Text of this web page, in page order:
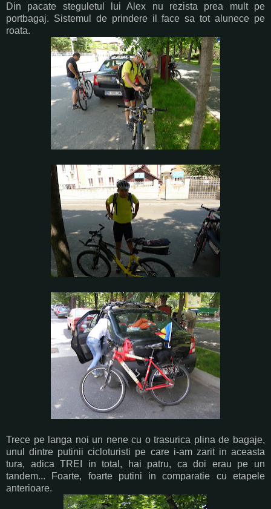
Din pacate steguletul lui Alex nu rezista prea mult pe
portbagaj. Sistemul de prindere il face sa tot alunece pe
roata.
Trece pe langa noi un nene cu o trasurica plina de bagaje,
unul dintre putinii cicloturisti pe care i-am zarit in aceasta
tura, adica TREI in total, hai patru, ca doi erau pe un
tandem... Foarte, foarte putini in comparatie cu etapele
anterioare.